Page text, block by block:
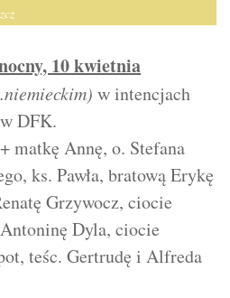
10 kwietnia
w intencjach
DFK.
matkę Annę, o. Stefana
ks. Pawła, bratową Erykę
Grzywocz, ciocie
Dyla, ciocie
teśc. Gertrudę i Alfreda